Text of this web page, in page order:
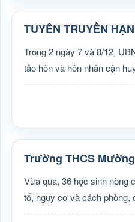
TUYÊN TRUYỀN
Trong 2 ngày 7 và 8/12,
tảo hôn và hôn nhân cận
Trường THCS
Vừa qua, 36 học sinh nòng
tố, nguy cơ và cách phòng,